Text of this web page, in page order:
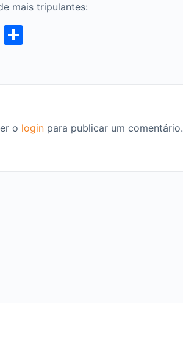
mais tripulantes:
LinkedIn
o login para publicar um comentário.